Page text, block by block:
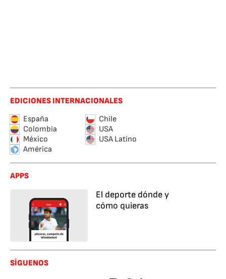
EDICIONES INTERNACIONALES
España
Chile
Colombia
USA
México
USA Latino
América
APPS
El deporte dónde y
cómo quieras
SÍGUENOS